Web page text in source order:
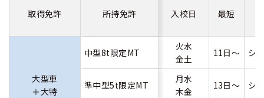
取得免許 所持免許 入校日 最短
大型車
＋大特
中型8t限定MT
火水
金土
11日～ シ
準中型5t限定MT
月水
木金
13日～ シ